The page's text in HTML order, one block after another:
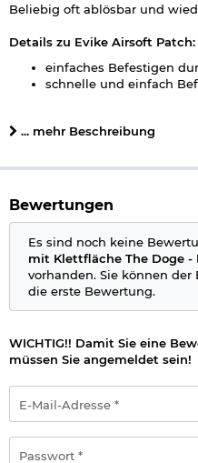
Beliebig oft ablösbar und
Details zu Evike Airsoft Patch:
einfaches Befestigen
schnelle und einfach
Gewicht: ca. 8 g
Material Rückseite:
Marke: Evike Airsoft
Herstellerinformationen
Verantwortliche Person für
... mehr Beschreibung
Bewertungen
Es sind noch keine
mit Klettfläche The Doge -
vorhanden. Sie können der
die erste Bewertung.
WICHTIG!! Damit Sie eine
müssen Sie angemeldet sein!
Mail-
Adresse
*